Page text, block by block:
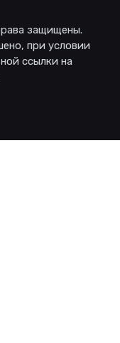
защищены.
при условии
ссылки на